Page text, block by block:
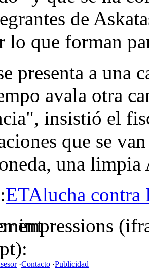
de
lo que forman
presenta a una
avala otra
insistió el
que se
una
ETAlucha contra
impressions
·Contacto ·Publicidad